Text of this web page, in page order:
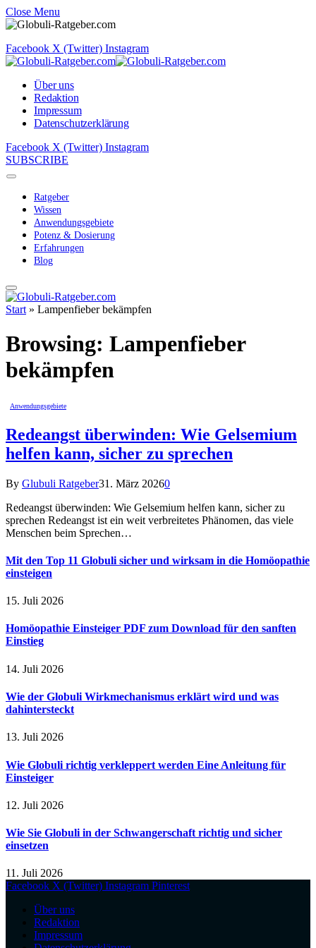
Close Menu
Facebook X (Twitter) Instagram
Über uns
Redaktion
Impressum
Datenschutzerklärung
Facebook X (Twitter) Instagram
SUBSCRIBE
Ratgeber
Wissen
Anwendungsgebiete
Potenz & Dosierung
Erfahrungen
Blog
Start » Lampenfieber bekämpfen
Browsing: Lampenfieber
bekämpfen
Anwendungsgebiete
Redeangst überwinden: Wie Gelsemium
helfen kann, sicher zu sprechen
By Glubuli Ratgeber31. März 20260
Redeangst überwinden: Wie Gelsemium helfen kann, sicher zu
sprechen Redeangst ist ein weit verbreitetes Phänomen, das viele
Menschen beim Sprechen…
Mit den Top 11 Globuli sicher und wirksam in die Homöopathie
einsteigen
15. Juli 2026
Homöopathie Einsteiger PDF zum Download für den sanften
Einstieg
14. Juli 2026
Wie der Globuli Wirkmechanismus erklärt wird und was
dahintersteckt
13. Juli 2026
Wie Globuli richtig verkleppert werden Eine Anleitung für
Einsteiger
12. Juli 2026
Wie Sie Globuli in der Schwangerschaft richtig und sicher
einsetzen
11. Juli 2026
Facebook X (Twitter) Instagram Pinterest
Über uns
Redaktion
Impressum